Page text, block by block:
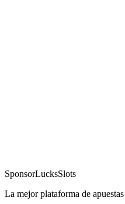
SponsorLucksSlots
La mejor plataforma de